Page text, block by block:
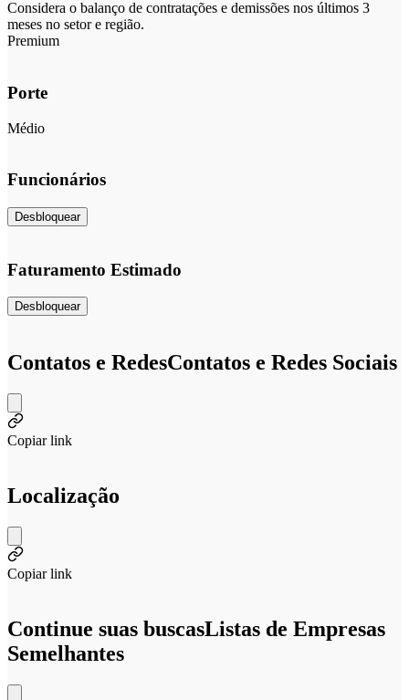
Considera o balanço de contratações e demissões nos últimos 3
meses no setor e região.
Premium
Porte
Médio
Funcionários
Desbloquear
Faturamento Estimado
Desbloquear
Contatos e RedesContatos e Redes Sociais
Copiar link
Localização
Copiar link
Continue suas buscasListas de Empresas
Semelhantes